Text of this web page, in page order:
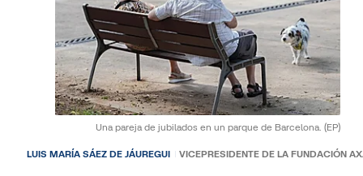
Una pareja de jubilados en un parque de Barcelona. (EP)
LUIS MARÍA SÁEZ DE JÁUREGUI VICEPRESIDENTE DE LA FUNDACIÓN